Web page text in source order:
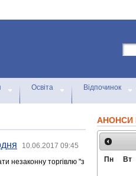
Освіта Відпочинок
10.06.2017 09:45
незаконну торгівлю "з
АНОНСИ
Пн Вт